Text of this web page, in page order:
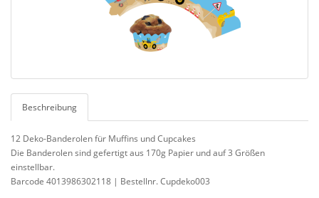
Beschreibung
12 Deko-Banderolen für Muffins und Cupcakes
Die Banderolen sind gefertigt aus 170g Papier und auf 3 Größen
einstellbar.
Barcode 4013986302118 | Bestellnr. Cupdeko003